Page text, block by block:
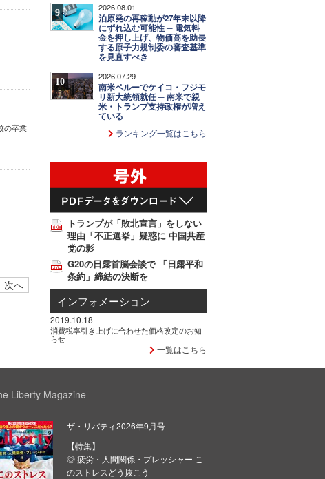
の卒業
次へ
9 2026.08.01
泊原発の再稼動が27年末以降
にずれ込む可能性 ─ 電気料
金を押し上げ、物価高を助長
する原子力規制委の審査基準
を見直すべき
10 2026.07.29
南米ペルーでケイコ・フジモ
リ新大統領就任 ─ 南米で親
米・トランプ支持政権が増え
ている
ランキング一覧はこちら
トランプが「敗北宣言」をしない
理由「不正選挙」疑惑に 中国共産
党の影
G20の日露首脳会談で 「日露平和
条約」締結の決断を
インフォメーション
2019.10.18
消費税率引き上げに合わせた価格改定のお知
らせ
一覧はこちら
Liberty Magazine
ザ・リバティ2026年9月号
【特集】
◎ 疲労・人間関係・プレッシャー こ
のストレスどう抜こう